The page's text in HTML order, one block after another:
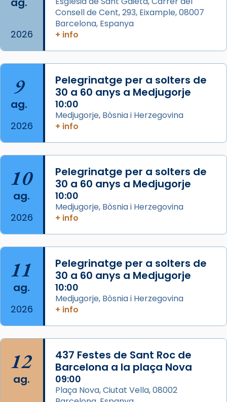
View on Facebook · Share
Arquebisbat de Barcelona
2 weeks ago
missa d’acció de gràcies en agraïment al
comitè organitzador de la visita apostòlica
del Sant Pare Lleó XIV a Barcelona, i als
col·laboradors, a la Catedral de Barcelona.
Mons. David Abadías.
📸 Dr. G. Simón
Photo
2 weeks ago
Memòria de les santes Juliana i
Semproniana, verges i màrtirs.
Acompanyant la història de sant Cugat, a
partir de l’Edat Mitjana sorgeix la tradició
que les santes Juliana (“relatiu a Júlia”) i
Semproniana (“relatiu a Semprònia =
eterna”) són deixebles seves. I l’any 1667, el
frare Joan Gaspar Roig, afirma en una obra
que les santes són filles de l’antiga Iluro.
2026
Consell de Cent, 293, Eixample, 08007
Barcelona, Espanya
+ info
9
ag.
2026
Pelegrinatge per a solters de
30 a 60 anys a Medjugorje
10:00
Medjugorje, Bòsnia i Herzegovina
+ info
10
ag.
2026
Pelegrinatge per a solters de
30 a 60 anys a Medjugorje
10:00
Medjugorje, Bòsnia i Herzegovina
+ info
11
ag.
2026
Pelegrinatge per a solters de
30 a 60 anys a Medjugorje
10:00
Medjugorje, Bòsnia i Herzegovina
+ info
12
ag.
437 Festes de Sant Roc de
Barcelona a la plaça Nova
09:00
Plaça Nova, Ciutat Vella, 08002